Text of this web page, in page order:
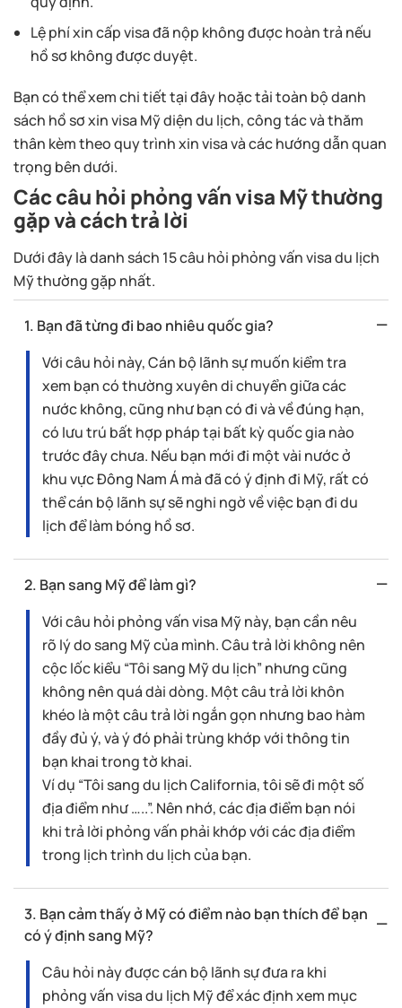
Lệ phí xin cấp visa đã nộp không được hoàn trả nếu
hồ sơ không được duyệt.
Bạn có thể xem chi tiết tại đây hoặc tải toàn bộ danh
sách hồ sơ xin visa Mỹ diện du lịch, công tác và thăm
thân kèm theo quy trình xin visa và các hướng dẫn quan
trọng bên dưới.
Các câu hỏi phỏng vấn visa Mỹ thường
gặp và cách trả lời
Dưới đây là danh sách 15 câu hỏi phỏng vấn visa du lịch
Mỹ thường gặp nhất.
1. Bạn đã từng đi bao nhiêu quốc gia?
Với câu hỏi này, Cán bộ lãnh sự muốn kiểm tra
xem bạn có thường xuyên di chuyển giữa các
nước không, cũng như bạn có đi và về đúng hạn,
có lưu trú bất hợp pháp tại bất kỳ quốc gia nào
trước đây chưa. Nếu bạn mới đi một vài nước ở
khu vực Đông Nam Á mà đã có ý định đi Mỹ, rất có
thể cán bộ lãnh sự sẽ nghi ngờ về việc bạn đi du
lịch để làm bóng hồ sơ.
2. Bạn sang Mỹ để làm gì?
Với câu hỏi phỏng vấn visa Mỹ này, bạn cần nêu
rõ lý do sang Mỹ của mình. Câu trả lời không nên
cộc lốc kiểu “Tôi sang Mỹ du lịch” nhưng cũng
không nên quá dài dòng. Một câu trả lời khôn
khéo là một câu trả lời ngắn gọn nhưng bao hàm
đầy đủ ý, và ý đó phải trùng khớp với thông tin
bạn khai trong tờ khai.
Ví dụ “Tôi sang du lịch California, tôi sẽ đi một số
địa điểm như …..”. Nên nhớ, các địa điểm bạn nói
khi trả lời phỏng vấn phải khớp với các địa điểm
trong lịch trình du lịch của bạn.
3. Bạn cảm thấy ở Mỹ có điểm nào bạn thích để bạn
có ý định sang Mỹ?
Câu hỏi này được cán bộ lãnh sự đưa ra khi
phỏng vấn visa du lịch Mỹ để xác định xem mục